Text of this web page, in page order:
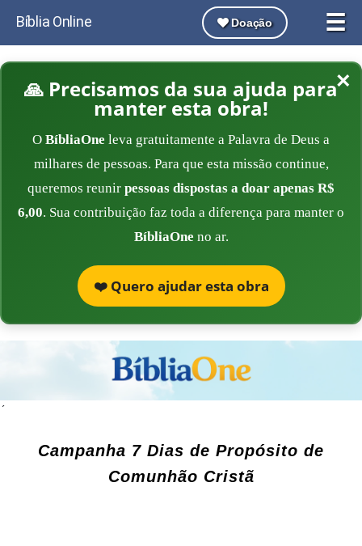
☰
Bíblia Online Doação
×
🙏 Precisamos da sua ajuda para
manter esta obra!
O BíbliaOne leva gratuitamente a Palavra de Deus a
milhares de pessoas. Para que esta missão continue,
queremos reunir pessoas dispostas a doar apenas R$
6,00. Sua contribuição faz toda a diferença para manter o
BíbliaOne no ar.
❤️ Quero ajudar esta obra
´
Campanha 7 Dias de Propósito de
Comunhão Cristã